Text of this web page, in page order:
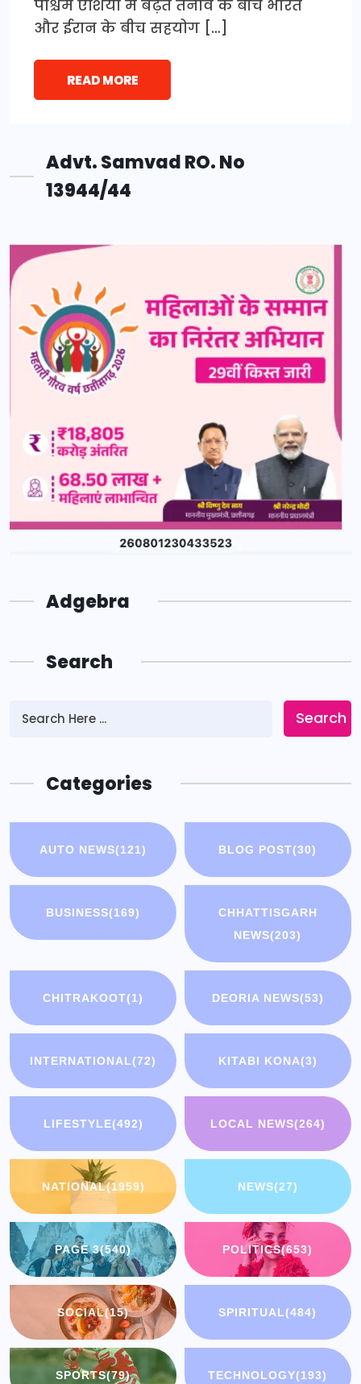
पश्चिम एशिया में बढ़ते तनाव के बीच भारत
और ईरान के बीच सहयोग […]
READ MORE
Advt. Samvad RO. No
13944/44
Adgebra
Search
Search
Categories
AUTO NEWS(121) BLOG POST(30)
BUSINESS(169)
CHHATTISGARH
NEWS(203)
CHITRAKOOT(1) DEORIA NEWS(53)
INTERNATIONAL(72) KITABI KONA(3)
LIFESTYLE(492) LOCAL NEWS(264)
NATIONAL(1959) NEWS(27)
PAGE 3(540) POLITICS(653)
SOCIAL(15) SPIRITUAL(484)
SPORTS(79) TECHNOLOGY(193)